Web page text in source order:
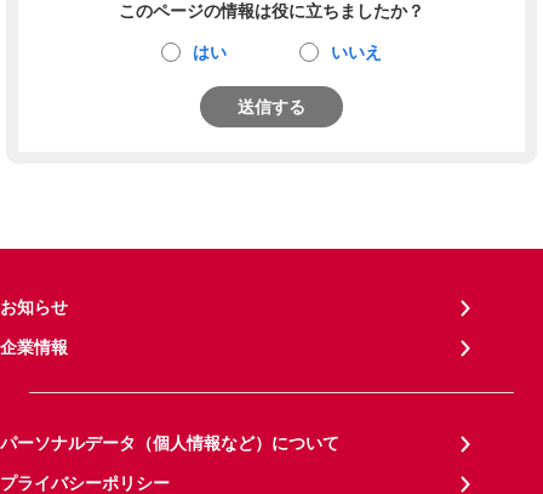
このページの情報は役に立ちましたか？
はい いいえ
送信する
お知らせ
企業情報
パーソナルデータ（個人情報など）について
プライバシーポリシー